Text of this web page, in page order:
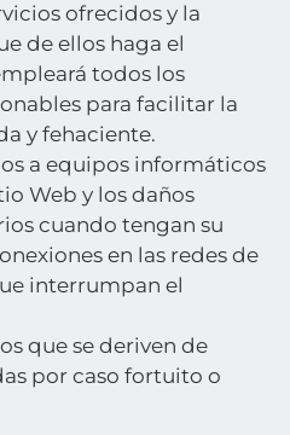
ofrecidos y la
de ellos haga el
todos los
para facilitar la
y fehaciente.
a equipos informáticos
Web y los daños
cuando tengan su
en las redes de
interrumpan el
que se deriven de
por caso fortuito o